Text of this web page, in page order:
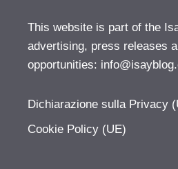
This website is part of the
advertising, press releases
opportunities:
Dichiarazione sulla Privacy
Cookie Policy (UE)